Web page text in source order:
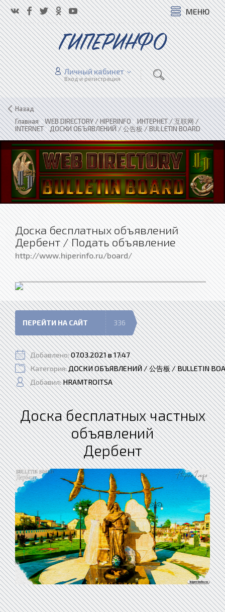
МЕНЮ
ГИПЕРИНФО
Личный кабинет
Вход и регистрация
Назад
Главная»WEB DIRECTORY / HIPERINFO»ИНТЕРНЕТ / 互联网 /
INTERNET»ДОСКИ ОБЪЯВЛЕНИЙ / 公告板 / BULLETIN BOARD
Доска бесплатных объявлений
Дербент / Подать объявление
http://www.hiperinfo.ru/board/
ПЕРЕЙТИ НА САЙТ 336
Добавлено:07.03.2021 в 17:47
Категория:ДОСКИ ОБЪЯВЛЕНИЙ / 公告板 / BULLETIN
Добавил:HRAMTROITSA
Доска бесплатных частных
объявлений
Дербент